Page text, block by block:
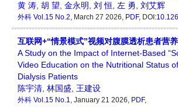
黄 涛, 胡 望, 金永明, 刘 恒, 左 勇, 刘艾辉
外科 Vol.15 No.2, March 27 2026, PDF, DOI:
互联网+“情景模式”视频对腹膜透析患者营
A Study on the Impact of Internet-Based
Video Education on the Nutritional Status
Dialysis Patients
陈宇清, 林国盛, 王建设
外科 Vol.15 No.1, January 21 2026, PDF,